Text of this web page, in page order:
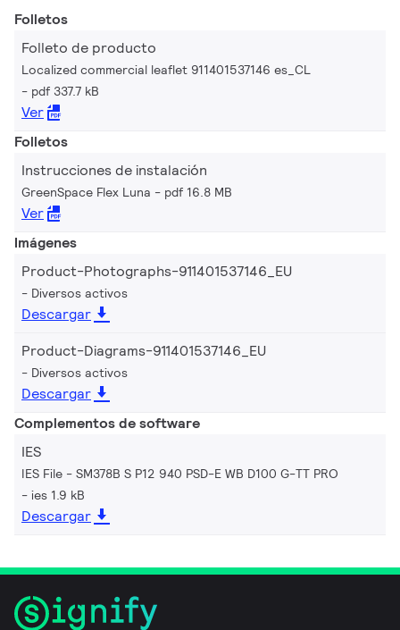
Folletos
Folleto de producto
Localized commercial leaflet 911401537146 es_CL
pdf 337.7 kB
Ver
Folletos
Instrucciones de instalación
GreenSpace Flex Luna pdf 16.8 MB
Ver
Imágenes
Product-Photographs-911401537146_EU
Diversos activos
Descargar
Product-Diagrams-911401537146_EU
Diversos activos
Descargar
Complementos de software
IES
IES File - SM378B S P12 940 PSD-E WB D100 G-TT PRO
ies 1.9 kB
Descargar